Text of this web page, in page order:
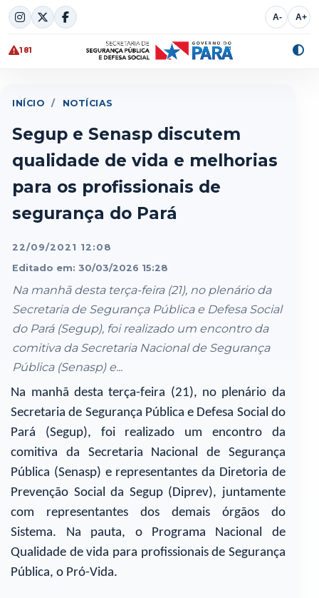
Skip
to
content
A- A+
181
INÍCIO / NOTÍCIAS
Segup e Senasp discutem
qualidade de vida e melhorias
para os profissionais de
segurança do Pará
22/09/2021 12:08
Editado em: 30/03/2026 15:28
Na manhã desta terça-feira (21), no plenário da
Secretaria de Segurança Pública e Defesa Social
do Pará (Segup), foi realizado um encontro da
comitiva da Secretaria Nacional de Segurança
Pública (Senasp) e...
Na manhã desta terça-feira (21), no plenário da
Secretaria de Segurança Pública e Defesa Social do
Pará (Segup), foi realizado um encontro da
comitiva da Secretaria Nacional de Segurança
Pública (Senasp) e representantes da Diretoria de
Prevenção Social da Segup (Diprev), juntamente
com representantes dos demais órgãos do
Sistema. Na pauta, o Programa Nacional de
Qualidade de vida para profissionais de Segurança
Pública, o Pró-Vida.